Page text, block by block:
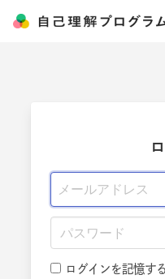
ログインを記憶する